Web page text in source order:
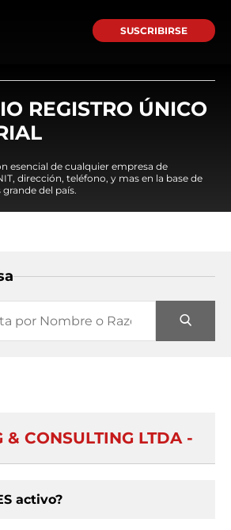
SUSCRIBIRSE
REGISTRO ÚNICO
esencial de cualquier empresa de
dirección, teléfono, y mas en la base de
del país.
& CONSULTING LTDA -
activo?